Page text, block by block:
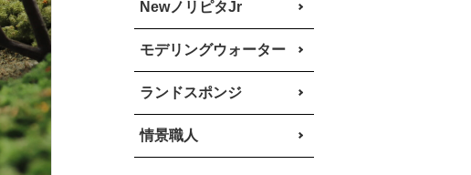
NewノリピタJr
モデリングウォーター
ランドスポンジ
情景職人